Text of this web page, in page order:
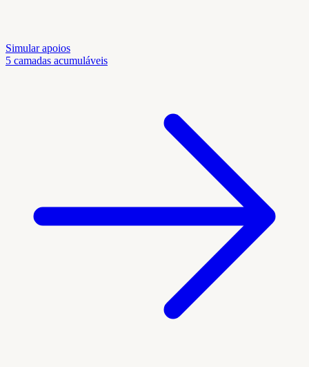
Simular apoios
5 camadas acumuláveis